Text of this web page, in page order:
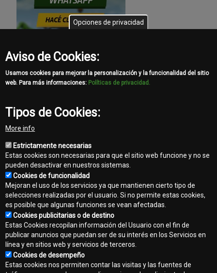
Footer
menu
Contacto
Mapa del sitio
Normas de privacidad
Opciones de privacidad
Aviso de Cookies:
Usamos cookies para mejorar la personalización y la funcionalidad del sitio
web. Para más informaciones: Políticas de privacidad.
Tipos de Cookies:
More info
Estrictamente necesarias
Estas cookies son necesarias para que el sitio web funcione y no se
pueden desactivar en nuestros sistemas.
Cookies de funcionalidad
Mejoran el uso de los servicios ya que mantienen cierto tipo de
selecciones realizadas por el usuario. Si no permite estas cookies,
es posible que algunas funciones se vean afectadas.
Cookies publicitarias o de destino
Estas Cookies recopilan información del Usuario con el fin de
publicar anuncios que puedan ser de su interés en los Servicios en
línea y en sitios web y servicios de terceros.
Cookies de desempeño
Estas cookies nos permiten contar las visitas y las fuentes de